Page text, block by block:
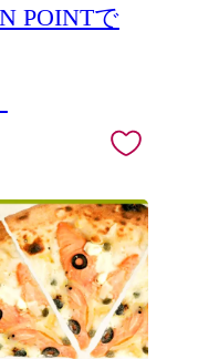
POINTで